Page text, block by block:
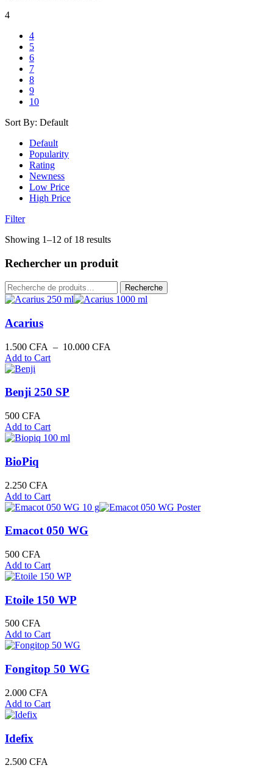
4
4
5
6
7
8
9
10
Sort By: Default
Default
Popularity
Rating
Newness
Low Price
High Price
Filter
Showing 1–12 of 18 results
Rechercher un produit
Recherche
pour :
Recherche
Acarius
1.500 CFA – 10.000 CFA
Add to Cart
Benji 250 SP
500 CFA
Add to Cart
BioPiq
2.250 CFA
Add to Cart
Emacot 050 WG
500 CFA
Add to Cart
Etoile 150 WP
500 CFA
Add to Cart
Fongitop 50 WG
2.000 CFA
Add to Cart
Idefix
2.500 CFA